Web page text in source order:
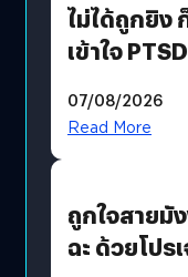
ไม่ได้ถูกยิง
เข้าใจ
07/08/2026
Read More
ถูกใจสายมั
ฉะ ด้วยโปร